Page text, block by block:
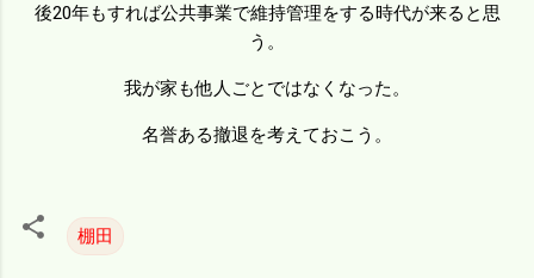
後20年もすれば公共事業で維持管理をする時代が来ると思
う。
我が家も他人ごとではなくなった。
名誉ある撤退を考えておこう。
棚田